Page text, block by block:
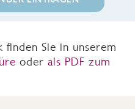
finden Sie in unserem
oder als PDF zum